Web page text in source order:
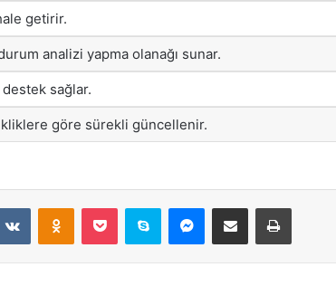
getirir.
analizi yapma olanağı sunar.
destek sağlar.
göre sürekli güncellenir.
VKontakteOdnoklassniki
Pocket Skype Messenger
E-Posta ile paylaş Yazdır